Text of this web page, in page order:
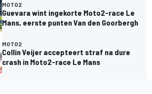
MOTO2
Guevara wint ingekorte Moto2-race Le
Mans, eerste punten Van den Goorbergh
MOTO2
Collin Veijer accepteert straf na dure
crash in Moto2-race Le Mans